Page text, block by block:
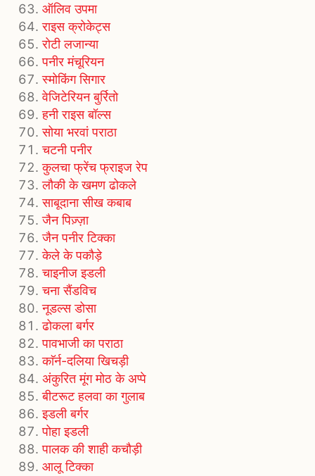
ऑलिव उपमा
राइस क्रोकेट्स
रोटी लजान्या
पनीर मंचूरियन
स्मोकिंग सिगार
वेजिटेरियन बुर्रितो
हनी राइस बॉल्स
सोया भरवां पराठा
चटनी पनीर
कुलचा फ्रेंच फ्राइज रेप
लौकी के खमण ढोकले
साबूदाना सीख कबाब
जैन पिज़्ज़ा
जैन पनीर टिक्का
केले के पकौड़े
चाइनीज इडली
चना सैंडविच
नूडल्स डोसा
ढोकला बर्गर
पावभाजी का पराठा
काॅर्न-दलिया खिचड़ी
अंकुरित मूंग मोठ के अप्पे
बीटरूट हलवा का गुलाब
इडली बर्गर
पोहा इडली
पालक की शाही कचौड़ी
आलू टिक्का